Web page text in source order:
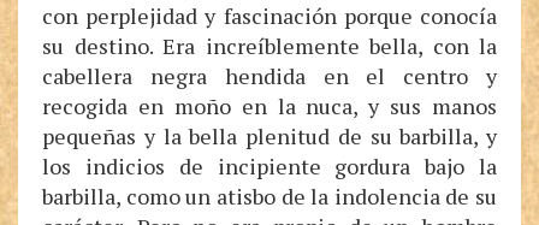
con perplejidad y fascinación porque conocía
su destino. Era increíblemente bella, con la
cabellera negra hendida en el centro y
recogida en moño en la nuca, y sus manos
pequeñas y la bella plenitud de su barbilla, y
los indicios de incipiente gordura bajo la
barbilla, como un atisbo de la indolencia de su